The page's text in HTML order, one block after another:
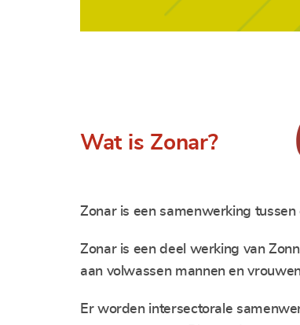
Wat is Zonar?
Zonar is een samenwerking
Zonar is een deel werking van
aan volwassen mannen en
Er worden intersectorale